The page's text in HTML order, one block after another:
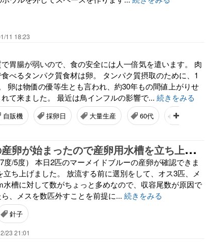
11 18:23
胃腸が弱いので、食の安全には人一倍気を遣います。 肉
べるタンパク質食材は卵。 タンパク質摂取のために、1
卵は物価の優等生とも言われ、約30年もの間値上がりせ
て来ました。 最近は鳥インフルの影響で... 続きをみる
自販機 採卵日 大量生産 60代 思ったこと
マ
ーメイドブルーの産卵が始まったので産卵用水槽を立ち上げた
度/5度） 本日2匹のマーメイドブルーの産卵が確認できま
立ち上げました。 放流する前に選別をして、オス3匹、メ
水槽に対して数がちょっと多めなので、収容尾数が原因で
、メスを数匹外すことを前提に... 続きをみる
針子
23 21:01